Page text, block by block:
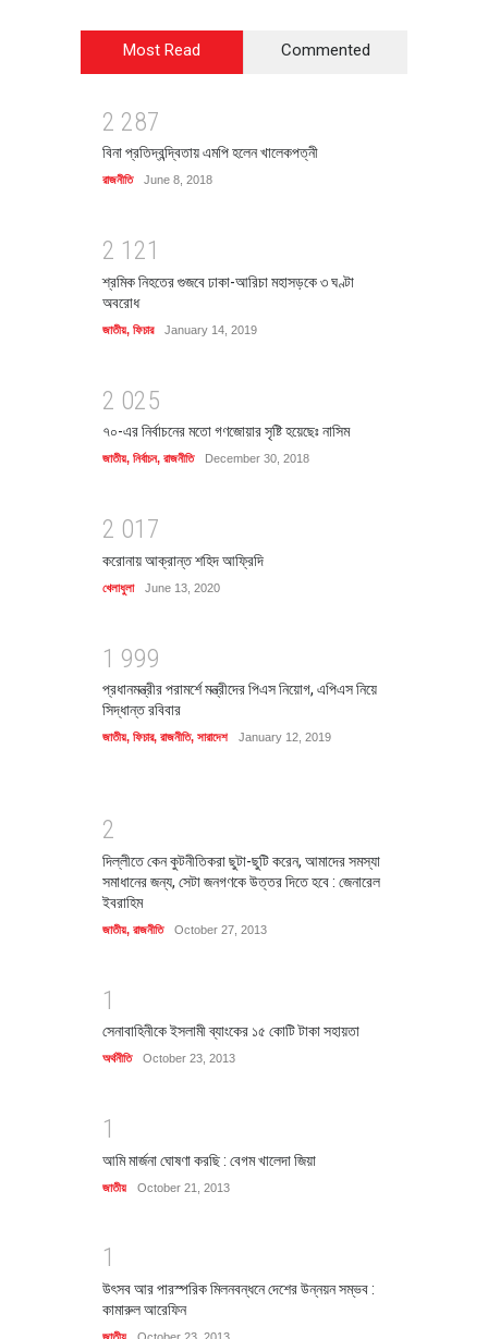
Most Read Commented
2 287
বিনা প্রতিদ্বন্দ্বিতায় এমপি হলেন খালেকপত্নী
রাজনীতি June 8, 2018
2 1 21
শ্রমিক নিহতের গুজবে ঢাকা-আরিচা মহাসড়কে ৩ ঘণ্টা
অবরোধ
জাতীয়, ফিচার January 14, 2019
2 025
৭০-এর নির্বাচনের মতো গণজোয়ার সৃষ্টি হয়েছেঃ নাসিম
জাতীয়, নির্বাচন, রাজনীতি December 30, 2018
2 01 7
করোনায় আক্রান্ত শহিদ আফ্রিদি
খেলাধুলা June 13, 2020
1 999
প্রধানমন্ত্রীর পরামর্শে মন্ত্রীদের পিএস নিয়োগ, এপিএস নিয়ে
সিদ্ধান্ত রবিবার
জাতীয়, ফিচার, রাজনীতি, সারাদেশ January 12, 2019
2
দিল্লীতে কেন কুটনীতিকরা ছুটা-ছুটি করেন, আমাদের সমস্যা
সমাধানের জন্য, সেটা জনগণকে উত্তর দিতে হবে : জেনারেল
ইবরাহিম
জাতীয়, রাজনীতি October 27, 2013
1
সেনাবাহিনীকে ইসলামী ব্যাংকের ১৫ কোটি টাকা সহায়তা
অর্থনীতি October 23, 2013
1
আমি মার্জনা ঘোষণা করছি : বেগম খালেদা জিয়া
জাতীয় October 21, 2013
1
উৎসব আর পারস্পরিক মিলনবন্ধনে দেশের উন্নয়ন সম্ভব :
কামারুল আরেফিন